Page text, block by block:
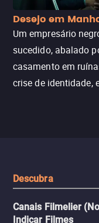
Desejo em
Um empresário
sucedido, abalado
casamento em
crise de identidade,
Descubra
Canais Filmelier
Indicar Filmes